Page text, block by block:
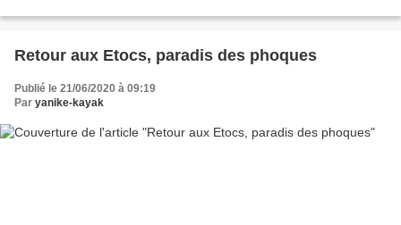
Retour aux Etocs, paradis des phoques
Publié le 21/06/2020 à 09:19
Par yanike-kayak